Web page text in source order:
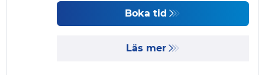
Boka tid
Läs mer